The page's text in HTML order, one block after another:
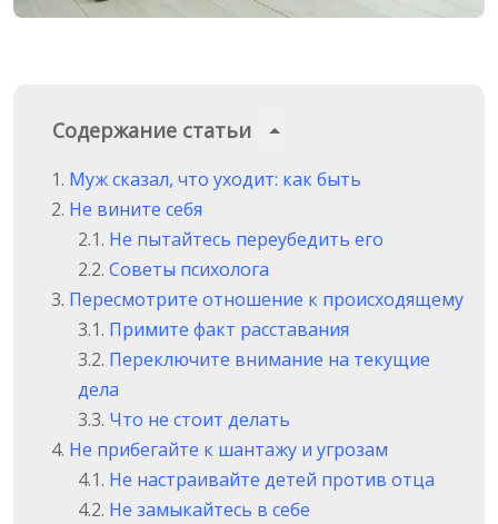
Содержание статьи
Муж сказал, что уходит: как быть
Не вините себя
Не пытайтесь переубедить его
Советы психолога
Пересмотрите отношение к происходящему
Примите факт расставания
Переключите внимание на текущие
дела
Что не стоит делать
Не прибегайте к шантажу и угрозам
Не настраивайте детей против отца
Не замыкайтесь в себе